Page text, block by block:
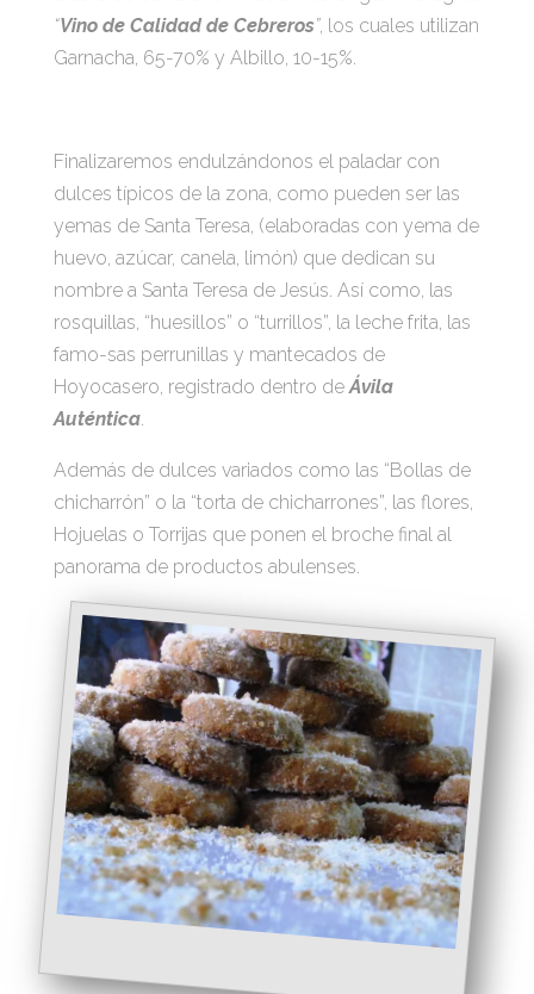
“Vino de Calidad de Cebreros”, los cuales utilizan
Garnacha, 65-70% y Albillo, 10-15%.
Finalizaremos endulzándonos el paladar con
dulces típicos de la zona, como pueden ser las
yemas de Santa Teresa, (elaboradas con yema de
huevo, azúcar, canela, limón) que dedican su
nombre a Santa Teresa de Jesús. Así como, las
rosquillas, “huesillos” o “turrillos”, la leche frita, las
famo-sas perrunillas y mantecados de
Hoyocasero, registrado dentro deÁvila
Auténtica.
Además de dulces variados como las “Bollas de
chicharrón” o la “torta de chicharrones”, las flores,
Hojuelas o Torrijas que ponen el broche final al
panorama de productos abulenses.